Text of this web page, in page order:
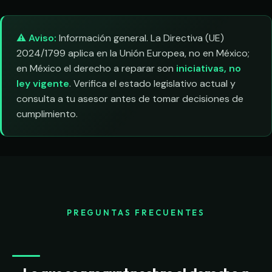
⚠️ Aviso: Información general. La Directiva (UE)
2024/1799 aplica en la Unión Europea, no en México;
en México el derecho a reparar son iniciativas, no
ley vigente. Verifica el estado legislativo actual y
consulta a tu asesor antes de tomar decisiones de
cumplimiento.
PREGUNTAS FRECUENTES